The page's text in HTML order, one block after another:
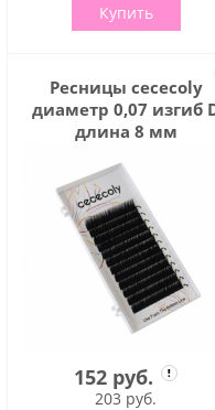
Купить
Ресницы cececoly
диаметр 0,07 изгиб
длина 8 мм
152 руб.
203 руб.